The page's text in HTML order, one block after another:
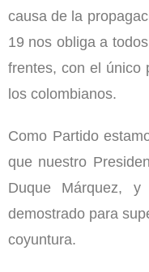
causa de la
19 nos obliga a
frentes, con el único
los colombianos.
Como Partido
que nuestro
Duque Márquez,
demostrado para
coyuntura.